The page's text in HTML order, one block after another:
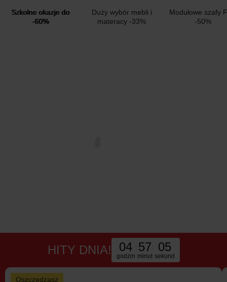
Szkolne okazje do
-60%
Duży wybór mebli i
materacy -33%
Modułowe szafy
-50%
HITY DNIA! 04
godzin
57
minut
05
sekund
Oszczędzasz